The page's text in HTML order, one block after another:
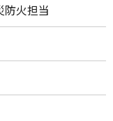
火担当